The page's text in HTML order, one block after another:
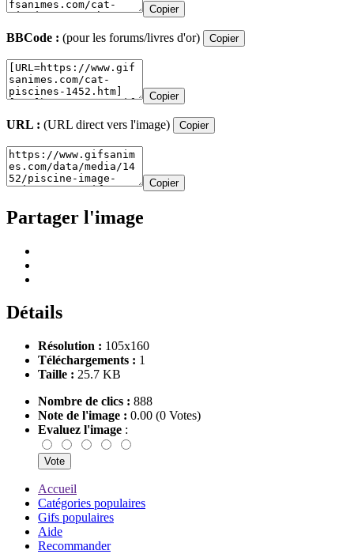
Copier
BBCode : (pour les forums/livres d'or) Copier
Copier
URL : (URL direct vers l'image) Copier
Copier
Partager l'image
Détails
Résolution : 105x160
Téléchargements : 1
Taille : 25.7 KB
Nombre de clics : 888
Note de l'image : 0.00 (0 Votes)
Evaluez l'image :
Accueil
Catégories populaires
Gifs populaires
Aide
Recommander